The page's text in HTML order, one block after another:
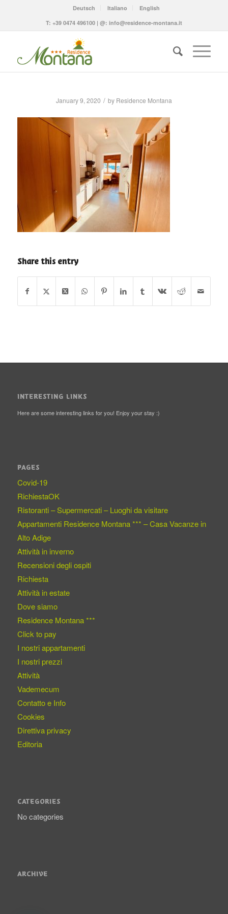
Deutsch Italiano
English
T: +39 0474 496100| @: info@residence-montana.it
January 9, 2020 / by Residence Montana
Share this entry
INTERESTING LINKS
Here are some interesting links for you! Enjoy your stay :)
PAGES
Covid-19
RichiestaOK
Ristoranti – Supermercati – Luoghi da visitare
Appartamenti Residence Montana *** – Casa Vacanze in
Alto Adige
Attività in inverno
Recensioni degli ospiti
Richiesta
Attività in estate
Dove siamo
Residence Montana ***
Click to pay
I nostri appartamenti
I nostri prezzi
Attività
Vademecum
Contatto e Info
Cookies
Direttiva privacy
Editoria
CATEGORIES
No categories
ARCHIVE